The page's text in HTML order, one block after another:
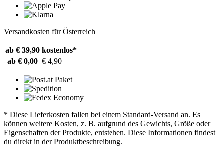
Versandkosten für Österreich
ab € 39,90 kostenlos*
ab € 0,00 € 4,90
* Diese Lieferkosten fallen bei einem Standard-Versand an. Es
können weitere Kosten, z. B. aufgrund des Gewichts, Größe oder
Eigenschaften der Produkte, entstehen. Diese Informationen findest
du direkt in der Produktbeschreibung.